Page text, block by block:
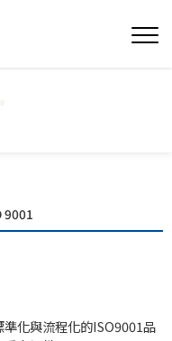
9001
化與流程化的ISO9001品